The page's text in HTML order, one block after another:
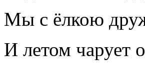
Мы с ёлкою
И летом чарует